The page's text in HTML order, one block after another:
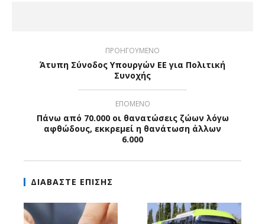
ΠΡΟΗΓΟΥΜΕΝΟ
Άτυπη Σύνοδος Υπουργών ΕΕ για Πολιτική
Συνοχής
ΕΠΟΜΕΝΟ
Πάνω από 70.000 οι θανατώσεις ζώων λόγω
αφθώδους, εκκρεμεί η θανάτωση άλλων
6.000
ΔΙΑΒΑΣΤΕ ΕΠΙΣΗΣ